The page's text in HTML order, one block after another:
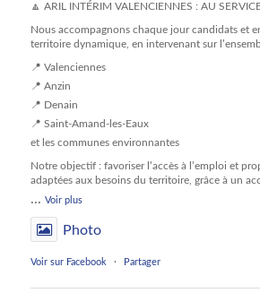
🔼 ARIL INTÉRIM VALENCIENNES : AU
Nous accompagnons chaque jour candidats et
territoire dynamique, en intervenant sur
📍 Valenciennes
📍 Anzin
📍 Denain
📍 Saint-Amand-les-Eaux
et les communes environnantes
Notre objectif : favoriser l’accès à l’emploi et
adaptées aux besoins du territoire, grâce à un
... Voir plus
Photo
Voir sur Facebook · Partager